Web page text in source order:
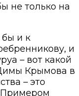
не только на
и к
и
– вот какой
Крымова в
– это
Примером